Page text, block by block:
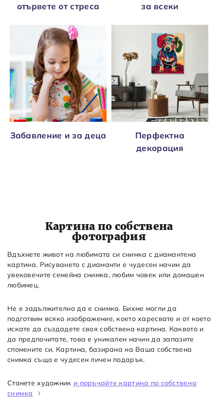
отървете от стреса
за всеки
Забавление и за деца
Перфектна
декорация
Картина по собствена
фотография
Вдъхнете живот на любимата си снимка с диамантена
картина. Рисуването с диаманти е чудесен начин да
увековечите семейна снимка, любим човек или домашен
любимец.
Не е задължително да е снимка. Бихме могли да
подготвим всяко изображение, което харесвате и от което
искате да създадете своя собствена картина. Каквото и
да предпочитате, това е уникален начин да запазите
спомените си. Картина, базирана на Ваша собствена
снимка също е чудесен личен подарък.
Станете художник и поръчайте картина по собствена
снимка